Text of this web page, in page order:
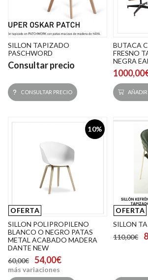
SILLON TAPIZADO
PASCHWORD
Consultar precio
CONSULTAR PRECIO
BUTACA
FRESNO
NEGRA
AÑADIR
10%
OFERTA
SILLON POLIPROPILENO
BLANCO O NEGRO PATAS
METAL ACABADO MADERA
DANTE NEW
60,00€
54,00€
más variaciones
OFERTA
SILLON
110,00€